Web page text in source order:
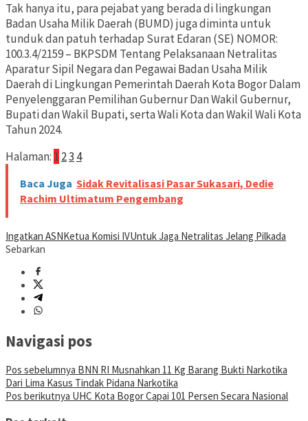
Tak hanya itu, para pejabat yang berada di lingkungan
Badan Usaha Milik Daerah (BUMD) juga diminta untuk
tunduk dan patuh terhadap Surat Edaran (SE) NOMOR:
100.3.4/2159 – BKPSDM Tentang Pelaksanaan Netralitas
Aparatur Sipil Negara dan Pegawai Badan Usaha Milik
Daerah di Lingkungan Pemerintah Daerah Kota Bogor Dalam
Penyelenggaran Pemilihan Gubernur Dan Wakil Gubernur,
Bupati dan Wakil Bupati, serta Wali Kota dan Wakil Wali Kota
Tahun 2024.
Halaman: 1 23 4
Baca Juga Sidak Revitalisasi Pasar Sukasari, Dedie
Rachim Ultimatum Pengembang
Ingatkan ASNKetua Komisi IVUntuk Jaga Netralitas Jelang Pilkada
Sebarkan
Navigasi pos
Pos sebelumnya BNN RI Musnahkan 11 Kg Barang Bukti Narkotika
Dari Lima Kasus Tindak Pidana Narkotika
Pos berikutnya UHC Kota Bogor Capai 101 Persen Secara Nasional